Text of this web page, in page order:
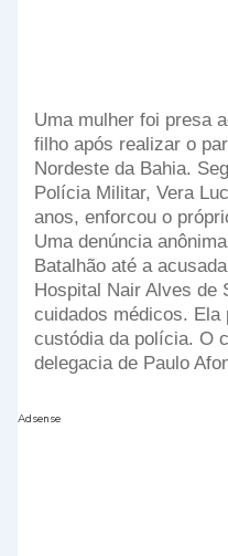
Uma mulher foi presa
filho após realizar o
Nordeste da Bahia.
Polícia Militar, Vera
anos, enforcou o
Uma denúncia
Batalhão até a
Hospital Nair Alves de
cuidados médicos. Ela
custódia da polícia. O
delegacia de Paulo
Adsense